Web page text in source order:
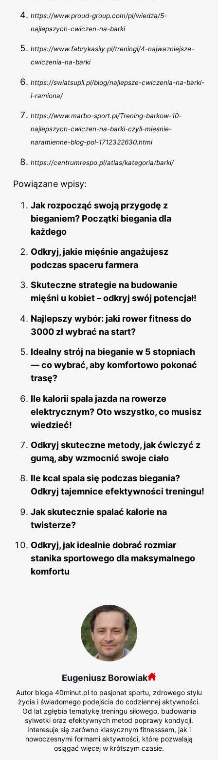
https://www.proud-group.com/pl/wiedza/5-
najlepszych-cwiczen-na-barki
https://www.fabrykasily.pl/treningi/4-najwazniejsze-
cwiczenia-na-barki
https://swiatsupli.pl/blog/najlepsze-cwiczenia-na-barki-
i-ramiona/
https://www.marbo-sport.pl/Trening-barkow-10-
najlepszych-cwiczen-na-barki-czyli-miesnie-
naramienne-blog-pol-1712322630.html
https://centrumrespo.pl/atlas/kategoria/barki/
Powiązane wpisy:
Jak rozpocząć swoją przygodę z
bieganiem? Początki biegania dla
każdego
Odkryj, jakie mięśnie angażujesz
podczas spaceru farmera
Skuteczne strategie na budowanie
mięśni u kobiet – odkryj swój potencjał!
Najlepszy wybór: jaki rower fitness do
3000 zł wybrać na start?
Idealny strój na bieganie w 5 stopniach
— co wybrać, aby komfortowo pokonać
trasę?
Ile kalorii spala jazda na rowerze
elektrycznym? Oto wszystko, co musisz
wiedzieć!
Odkryj skuteczne metody, jak ćwiczyć z
gumą, aby wzmocnić swoje ciało
Ile kcal spala się podczas biegania?
Odkryj tajemnice efektywności treningu!
Jak skutecznie spalać kalorie na
twisterze?
Odkryj, jak idealnie dobrać rozmiar
stanika sportowego dla maksymalnego
komfortu
Eugeniusz Borowiak
Autor bloga 40minut.pl to pasjonat sportu, zdrowego stylu
życia i świadomego podejścia do codziennej aktywności.
Od lat zgłębia tematykę treningu siłowego, budowania
sylwetki oraz efektywnych metod poprawy kondycji.
Interesuje się zarówno klasycznym fitnesssem, jak i
nowoczesnymi formami aktywności, które pozwalają
osiągać więcej w krótszym czasie.